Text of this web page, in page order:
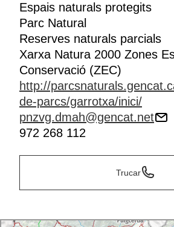
Espais naturals protegits
Parc Natural
Reserves naturals parcials
Xarxa Natura 2000 Zones
Conservació (ZEC)
http://
de-parcs/garrotxa/inici/
pnzvg.dmah@gencat.net
972 268 112
Trucar